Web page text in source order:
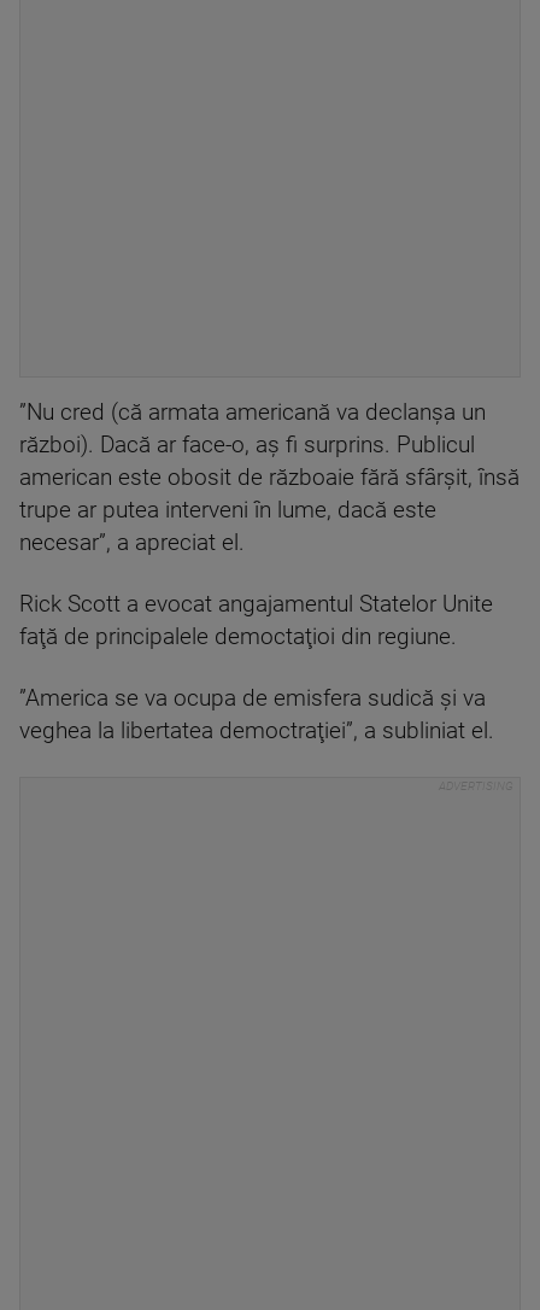
”Nu cred (că armata americană va declanşa un
război). Dacă ar face-o, aş fi surprins. Publicul
american este obosit de războaie fără sfârşit, însă
trupe ar putea interveni în lume, dacă este
necesar”, a apreciat el.
Rick Scott a evocat angajamentul Statelor Unite
faţă de principalele democtaţioi din regiune.
”America se va ocupa de emisfera sudică şi va
veghea la libertatea democtraţiei”, a subliniat el.